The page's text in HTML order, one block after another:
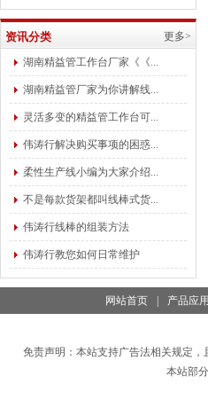
资讯分类 更多>
湖南精益管工作台厂家《《...
湖南精益管厂家为你讲解线...
灵活多变的精益管工作台可...
伟涛行解决购买事项的困惑...
柔性生产线小编为大家介绍...
不是每款货架都叫线棒式货...
伟涛行线棒的组装方法
伟涛行教您如何日常维护
网站首页 产品应
免责声明：本站支持广告法相关规定
本站部